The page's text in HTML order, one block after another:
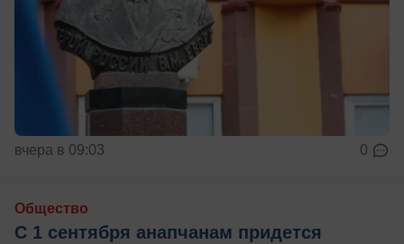
вчера в 09:03 0
Общество
С 1 сентября анапчанам придется